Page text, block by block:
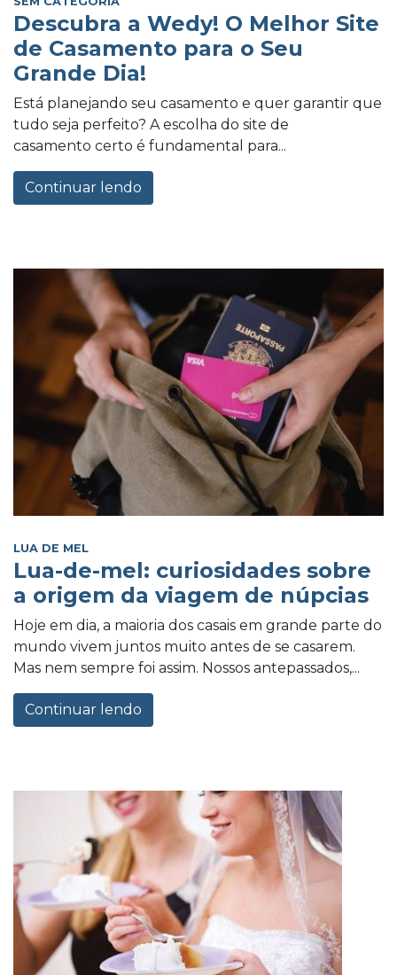
Descubra a Wedy! O Melhor Site
de Casamento para o Seu
Grande Dia!
Está planejando seu casamento e quer garantir que
tudo seja perfeito? A escolha do site de
casamento certo é fundamental para...
Continuar lendo
LUA DE MEL
Lua-de-mel: curiosidades sobre
a origem da viagem de núpcias
Hoje em dia, a maioria dos casais em grande parte do
mundo vivem juntos muito antes de se casarem.
Mas nem sempre foi assim. Nossos antepassados,...
Continuar lendo